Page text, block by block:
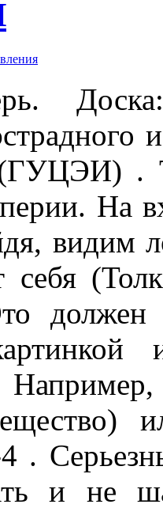
.
На
видим
.
и не